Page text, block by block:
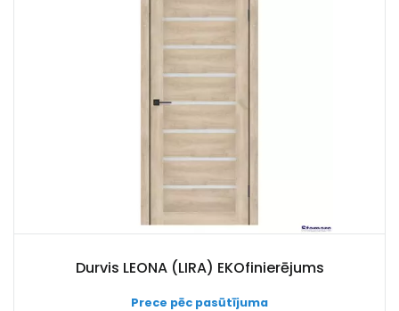
Durvis LEONA (LIRA) EKOfinierējums
Prece pēc pasūtījuma